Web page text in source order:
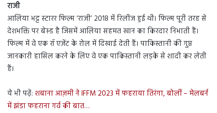
राजी
आलिया भट्ट स्टारर फिल्म ‘राजी’ 2018 में रिलीज हुई थी। फिल्म पूरी तरह से
देशभक्ति पर बेस्ड है जिसमें आलिया सहमत खान का किरदार निभाती हैं।
फिल्म में वे एक रॉ एजेंट के रोल में दिखाई देती हैं। पाकिस्तानी की गुप्त
जानकारी हासिल करने के लिए वे एक पाकिस्तानी लड़के से शादी कर लेती
हैं।
ये भी पढ़ें: शबाना आज़मी ने IFFM 2023 में फहराया तिरंगा, बोलीं – मेलबर्न
में झंडा फहराना गर्व की बात…